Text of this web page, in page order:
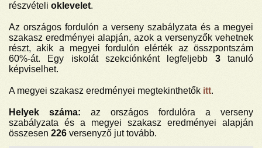
részvételi oklevelet.
Az országos fordulón a verseny szabályzata és a megyei
szakasz eredményei alapján, azok a versenyzők vehetnek
részt, akik a megyei fordulón elérték az összpontszám
60%-át. Egy iskolát szekciónként legfeljebb 3tanuló
képviselhet.
A megyei szakasz eredményei megtekinthetők itt.
Helyek száma: az országos fordulóra a verseny
szabályzata és a megyei szakasz eredményei alapján
összesen 226 versenyző jut tovább.